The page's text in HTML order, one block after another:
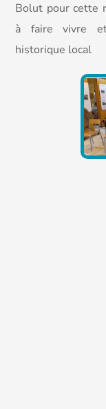
Bolut pour cette
à faire vivre
historique local